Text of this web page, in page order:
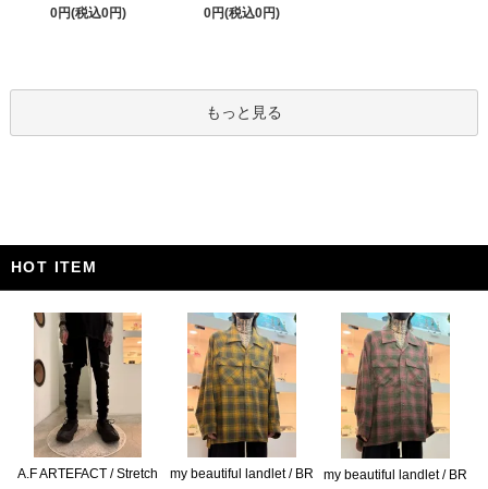
0円(税込0円)
0円(税込0円)
もっと見る
HOT ITEM
A.F ARTEFACT / Stretch
my beautiful landlet / BR
my beautiful landlet / BR